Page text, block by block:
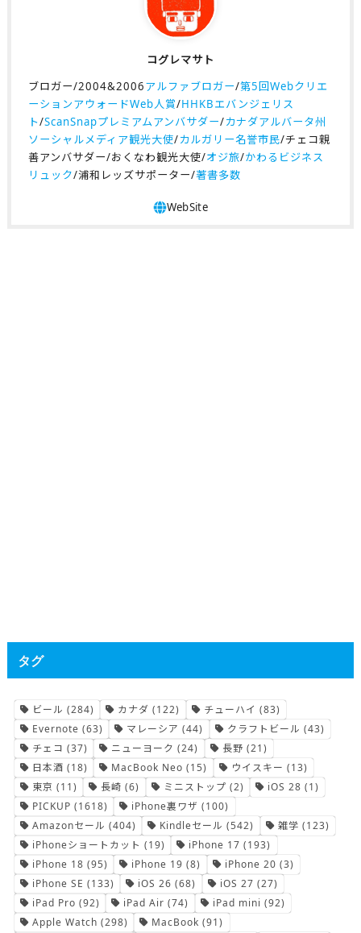
コグレマサト
ブロガー/2004&2006アルファブロガー/第5回Webクリエ
ーションアウォードWeb人賞/HHKBエバンジェリス
ト/ScanSnapプレミアムアンバサダー/カナダアルバータ州
ソーシャルメディア観光大使/カルガリー名誉市民/チェコ親
善アンバサダー/おくなわ観光大使/オジ旅/かわるビジネス
リュック/浦和レッズサポーター/著書多数
タグ
ビール (284) カナダ (122) チューハイ (83)
Evernote (63) マレーシア (44) クラフトビール (43)
チェコ (37) ニューヨーク (24) 長野 (21)
日本酒 (18) MacBook Neo (15) ウイスキー (13)
東京 (11) 長崎 (6) ミニストップ (2) iOS 28 (1)
PICKUP (1618) iPhone裏ワザ (100)
Amazonセール (404) Kindleセール (542) 雑学 (123)
iPhoneショートカット (19) iPhone 17 (193)
iPhone 18 (95) iPhone 19 (8) iPhone 20 (3)
iPhone SE (133) iOS 26 (68) iOS 27 (27)
iPad Pro (92) iPad Air (74) iPad mini (92)
Apple Watch (298) MacBook (91)